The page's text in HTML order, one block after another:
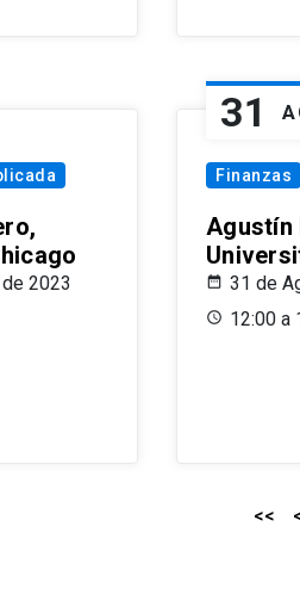
2023
31
Finanzas
Agustín
31 de
12:00 a
<<